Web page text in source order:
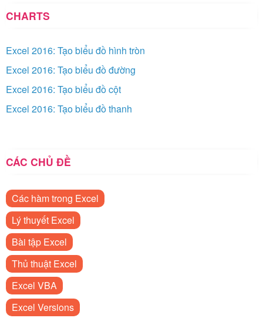
CHARTS
Excel 2016: Tạo biểu đồ hình tròn
Excel 2016: Tạo biểu đồ đường
Excel 2016: Tạo biểu đồ cột
Excel 2016: Tạo biểu đồ thanh
CÁC CHỦ ĐỀ
Các hàm trong Excel
Lý thuyết Excel
Bài tập Excel
Thủ thuật Excel
Excel VBA
Excel Versions